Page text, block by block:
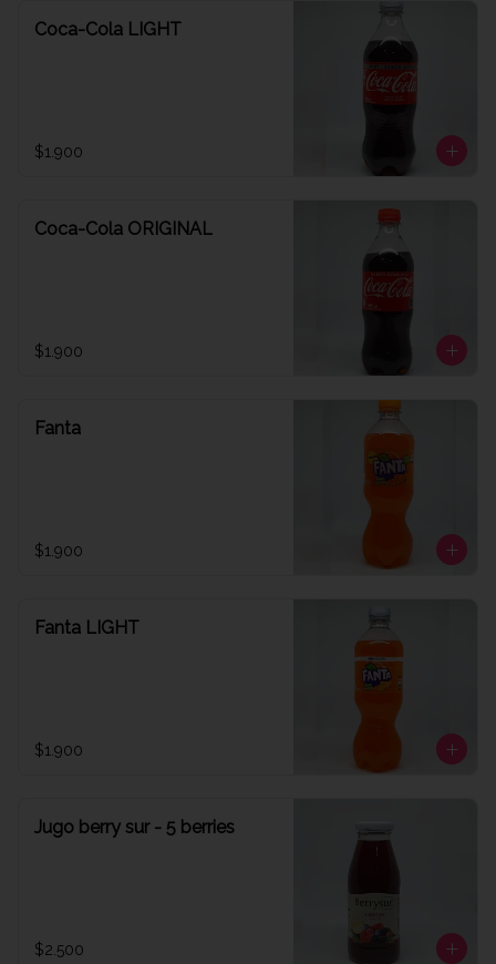
Coca-Cola LIGHT
$1.900
Coca-Cola ORIGINAL
$1.900
Fanta
$1.900
Fanta LIGHT
$1.900
Jugo berry sur - 5 berries
$2.500